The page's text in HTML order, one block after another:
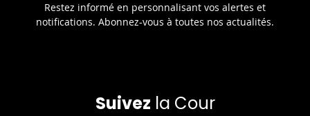
Restez informé en personnalisant vos alertes et
notifications. Abonnez-vous à toutes nos actualités.
Suivez la Cour